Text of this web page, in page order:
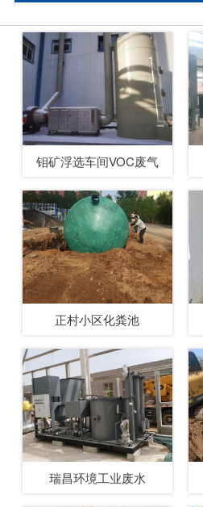
钼矿浮选车间VOC废气
正村小区化粪池
瑞昌环境工业废水